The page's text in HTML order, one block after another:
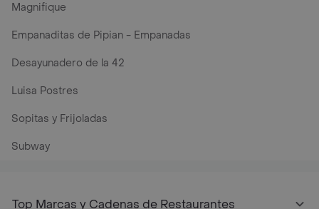
Magnifique
Empanaditas de Pipian - Empanadas
Desayunadero de la 42
Luisa Postres
Sopitas y Frijoladas
Subway
Top Marcas y Cadenas de Restaurantes